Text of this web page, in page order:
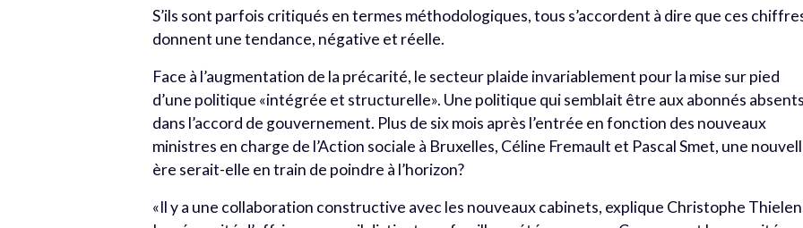
S’ils sont parfois critiqués en termes méthodologiques, tous s’accordent à dire que ces
donnent une tendance, négative et réelle.
Face à l’augmentation de la précarité, le secteur plaide invariablement pour la mise sur pied
d’une politique «intégrée et structurelle». Une politique qui semblait être aux abonnés absents
dans l’accord de gouvernement. Plus de six mois après l’entrée en fonction des nouveaux
ministres en charge de l’Action sociale à Bruxelles, Céline Fremault et Pascal Smet, une
ère serait-elle en train de poindre à l’horizon?
«Il y a une collaboration constructive avec les nouveaux cabinets, explique Christophe